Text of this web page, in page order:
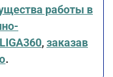
работы в
,заказав
.